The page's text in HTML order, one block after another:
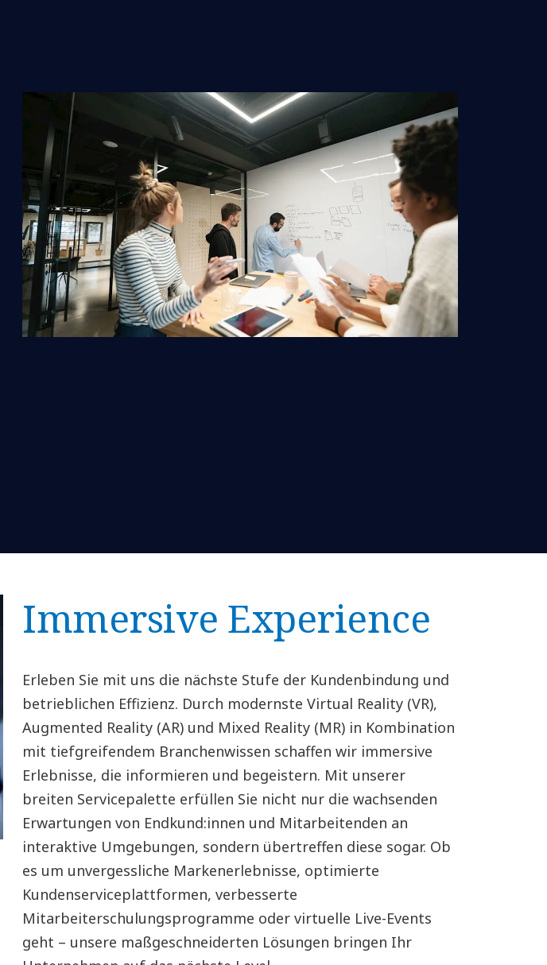
Immersive Experience
Erleben Sie mit uns die nächste Stufe der Kundenbindung und
betrieblichen Effizienz. Durch modernste Virtual Reality (VR),
Augmented Reality (AR) und Mixed Reality (MR) in Kombination
mit tiefgreifendem Branchenwissen schaffen wir immersive
Erlebnisse, die informieren und begeistern. Mit unserer
breiten Servicepalette erfüllen Sie nicht nur die wachsenden
Erwartungen von Endkund:innen und Mitarbeitenden an
interaktive Umgebungen, sondern übertreffen diese sogar. Ob
es um unvergessliche Markenerlebnisse, optimierte
Kundenserviceplattformen, verbesserte
Mitarbeiterschulungsprogramme oder virtuelle Live-Events
geht – unsere maßgeschneiderten Lösungen bringen Ihr